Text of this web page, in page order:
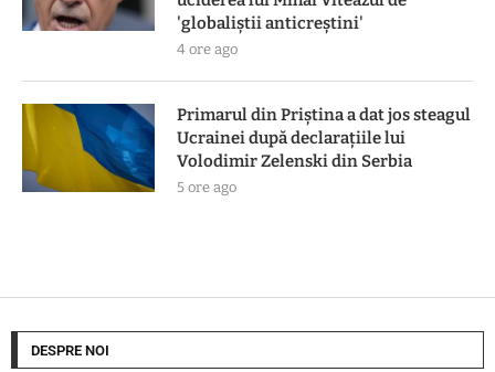
'globaliștii anticreștini'
4 ore ago
Primarul din Priștina a dat jos steagul
Ucrainei după declarațiile lui
Volodimir Zelenski din Serbia
5 ore ago
DESPRE NOI